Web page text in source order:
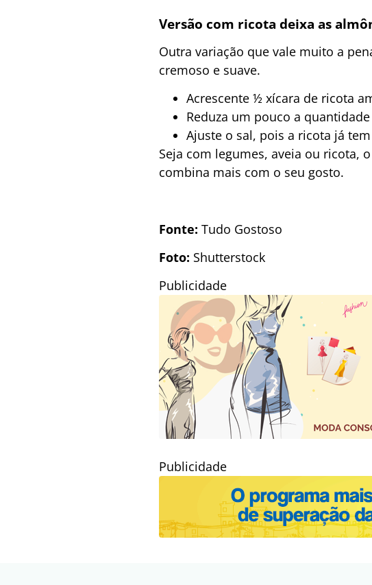
Versão com ricota deixa as
Outra variação que vale muito a
cremoso e suave.
Acrescente ½ xícara de ricota
Reduza um pouco a
Ajuste o sal, pois a ricota já
Seja com legumes, aveia ou ricota,
combina mais com o seu gosto.
Fonte: Tudo Gostoso
Foto: Shutterstock
Publicidade
Publicidade